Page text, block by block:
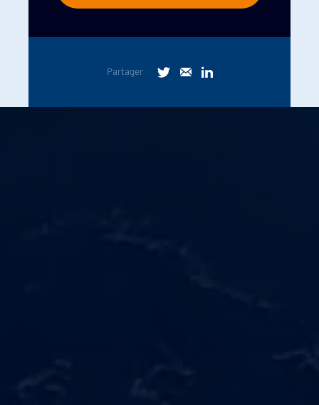
Partager